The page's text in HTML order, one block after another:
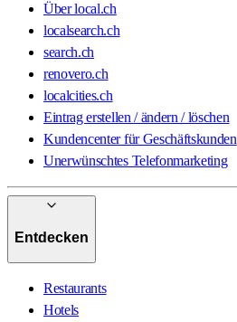
Über local.ch
localsearch.ch
search.ch
renovero.ch
localcities.ch
Eintrag erstellen / ändern / löschen
Kundencenter für Geschäftskunden
Unerwünschtes Telefonmarketing
Entdecken
Restaurants
Hotels